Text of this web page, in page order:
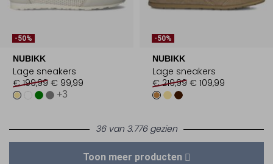
-50%
NUBIKK
Lage sneakers
€ 199,99 € 99,99
+3
-50%
NUBIKK
Lage sneakers
€ 219,99 € 109,99
36 van 3.776 gezien
Toon meer producten